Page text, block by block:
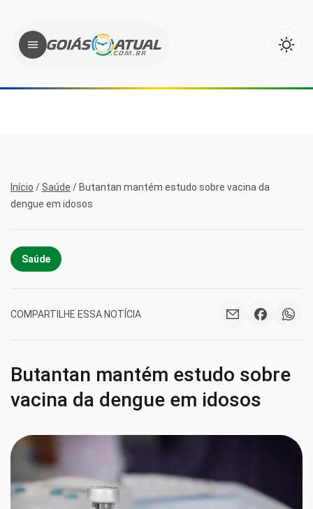
Início / Saúde / Butantan mantém estudo sobre vacina da
dengue em idosos
Saúde
COMPARTILHE ESSA NOTÍCIA
Butantan mantém estudo sobre
vacina da dengue em idosos